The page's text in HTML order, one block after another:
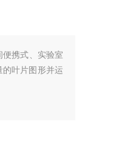
携式、实验室
叶片图形并运